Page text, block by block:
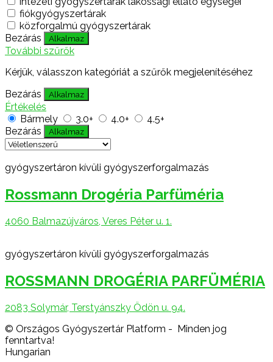
fiókgyógyszertárak
közforgalmú gyógyszertárak
Bezárás
Alkalmaz
További szűrők
Kérjük, válasszon kategóriát a szűrők megjelenítéséhez
Bezárás
Alkalmaz
Értékelés
Bármely
3.0+ 4.0+
4.5+
Bezárás
Alkalmaz
gyógyszertáron kívüli gyógyszerforgalmazás
Rossmann Drogéria Parfüméria
4060 Balmazújváros, Veres Péter u. 1.
gyógyszertáron kívüli gyógyszerforgalmazás
ROSSMANN DROGÉRIA PARFÜMÉRIA
2083 Solymár, Terstyánszky Ödön u. 94.
© Országos Gyógyszertár Platform - Minden jog
fenntartva!
Hungarian